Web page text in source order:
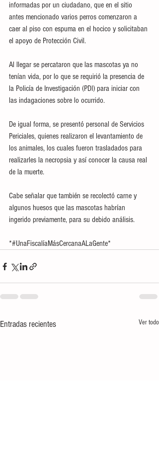
informadas por un ciudadano, que en el sitio
antes mencionado varios perros comenzaron a
caer al piso con espuma en el hocico y solicitaban
el apoyo de Protección Civil.
Al llegar se percataron que las mascotas ya no
tenían vida, por lo que se requirió la presencia de
la Policía de Investigación (PDI) para iniciar con
las indagaciones sobre lo ocurrido.
De igual forma, se presentó personal de Servicios
Periciales, quienes realizaron el levantamiento de
los animales, los cuales fueron trasladados para
realizarles la necropsia y así conocer la causa real
de la muerte.
Cabe señalar que también se recolectó carne y
algunos huesos que las mascotas habrían
ingerido previamente, para su debido análisis.
*#UnaFiscalíaMásCercanaALaGente*
Entradas recientes Ver todo